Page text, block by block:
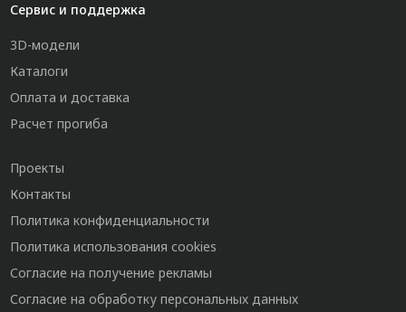
Сервис и поддержка
3D-модели
Каталоги
Оплата и доставка
Расчет прогиба
Проекты
Контакты
Политика конфиденциальности
Политика использования cookies
Согласие на получение рекламы
Согласие на обработку персональных данных